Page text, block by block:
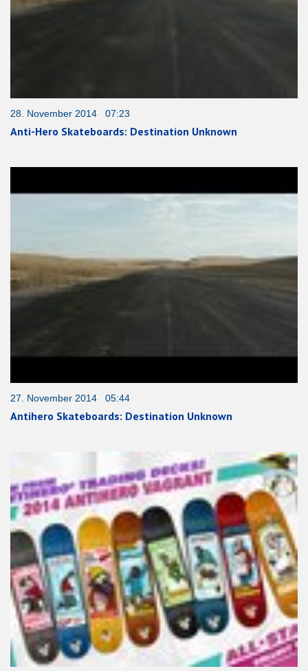
28. November 2014 07:23
Anti-Hero Skateboards: Destination Unknown
27. November 2014 05:44
Antihero Skateboards: Destination Unknown